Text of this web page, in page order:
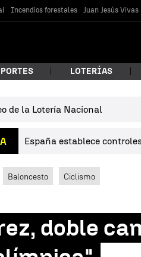
Incendios forestales Juan Jesús Vivas
¿Qué estás
Buscar
LOTERÍAS
de la Lotería Nacional
España establece
Baloncesto Ciclismo
doble